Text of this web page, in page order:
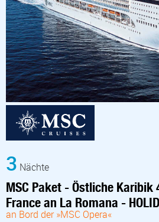
3 Nächte
MSC Paket - Östliche Karibik
France an La Romana -
an Bord der »MSC Opera«